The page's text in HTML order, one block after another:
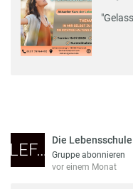
LEF… Die
Gruppe abonnieren
vor einem Monat